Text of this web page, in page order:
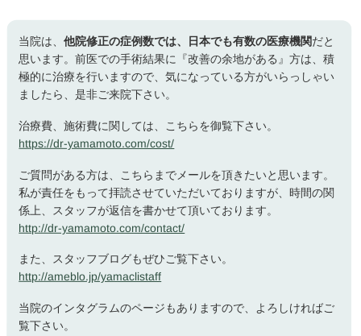
当院は、他院修正の症例数では、日本でも有数の医療機関だと
思います。前医での手術結果に『改善の余地がある』方は、積
極的に治療を行いますので、気になっている方がいらっしゃい
ましたら、是非ご来院下さい。
治療費、施術費に関しては、こちらを御覧下さい。
https://dr-yamamoto.com/cost/
ご質問がある方は、こちらまでメールを頂きたいと思います。
私が責任をもって拝読させていただいておりますが、時間の関
係上、スタッフが返信を書かせて頂いております。
http://dr-yamamoto.com/contact/
また、スタッフブログもぜひご覧下さい。
http://ameblo.jp/yamaclistaff
当院のインタグラムのページもありますので、よろしければご
覧下さい。